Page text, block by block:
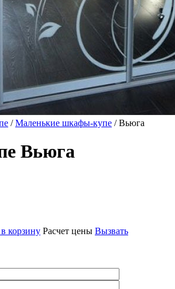
/Маленькие шкафы-купе / Вьюга
Вьюга
корзину Расчет цены Вызвать